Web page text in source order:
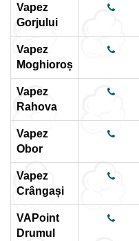
Vapez
Gorjului
Vapez
Moghioroș
Vapez
Rahova
Vapez
Obor
Vapez
Crângași
VAPoint
Drumul